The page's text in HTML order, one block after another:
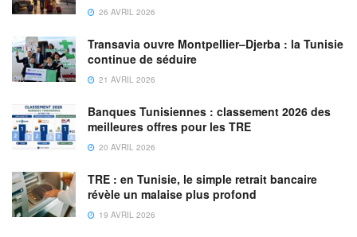
26 AVRIL 2026
Transavia ouvre Montpellier–Djerba : la Tunisie
continue de séduire
21 AVRIL 2026
Banques Tunisiennes : classement 2026 des
meilleures offres pour les TRE
20 AVRIL 2026
TRE : en Tunisie, le simple retrait bancaire
révèle un malaise plus profond
19 AVRIL 2026